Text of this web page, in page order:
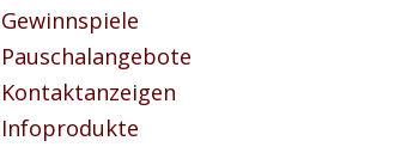
Gewinnspiele
Pauschalangebote
Kontaktanzeigen
Infoprodukte